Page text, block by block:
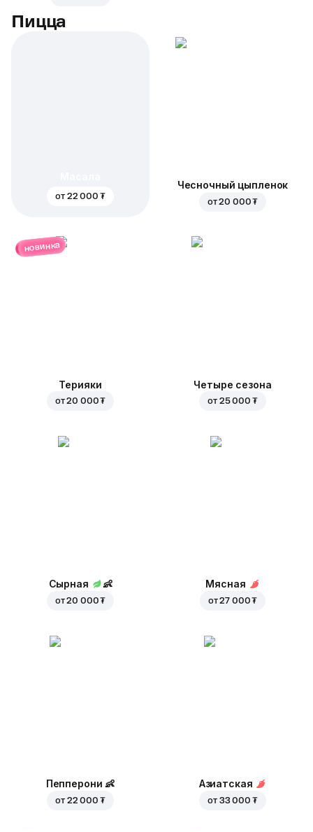
Пицца
от 22 000 ₮
Чесночный цыпленок
от20 000 ₮
новинка
Терияки
от20 000 ₮
Четыре сезона
от 25 000 ₮
Сырная 👶
от20 000 ₮
Мясная
от27 000 ₮
Пепперони 👶
от 22 000 ₮
Азиатская
от 33 000 ₮